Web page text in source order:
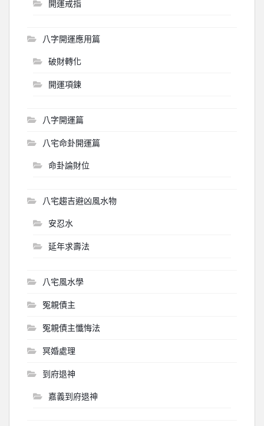
開運戒指
八字開運應用篇
破財轉化
開運項鍊
八字開運篇
八宅命卦開運篇
命卦論財位
八宅趨吉避凶風水物
安忍水
延年求壽法
八宅風水學
冤親債主
冤親債主懺悔法
冥婚處理
到府退神
嘉義到府退神